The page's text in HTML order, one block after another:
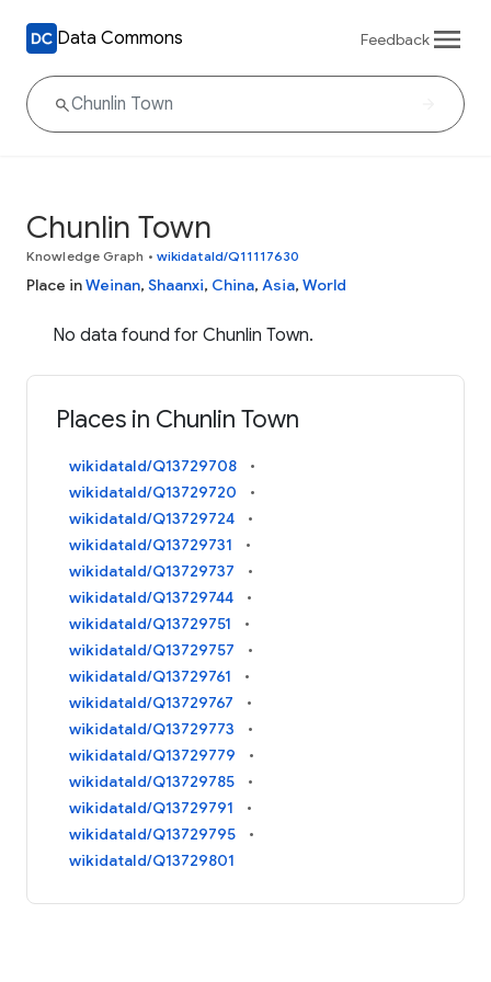
Data Commons Feedback
Chunlin Town
Knowledge Graph • wikidataId/Q11117630
Place inWeinan, Shaanxi, China, Asia, World
No data found for Chunlin Town.
Places in Chunlin Town
wikidataId/Q13729708
wikidataId/Q13729720
wikidataId/Q13729724
wikidataId/Q13729731
wikidataId/Q13729737
wikidataId/Q13729744
wikidataId/Q13729751
wikidataId/Q13729757
wikidataId/Q13729761
wikidataId/Q13729767
wikidataId/Q13729773
wikidataId/Q13729779
wikidataId/Q13729785
wikidataId/Q13729791
wikidataId/Q13729795
wikidataId/Q13729801